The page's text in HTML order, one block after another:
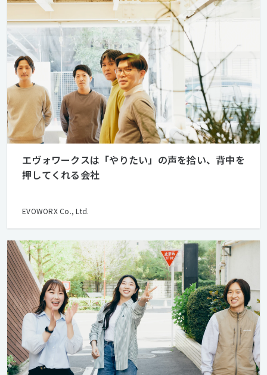
エヴォワークスは「やりたい」の声を拾い、背中を
押してくれる会社
EVOWORX Co., Ltd.